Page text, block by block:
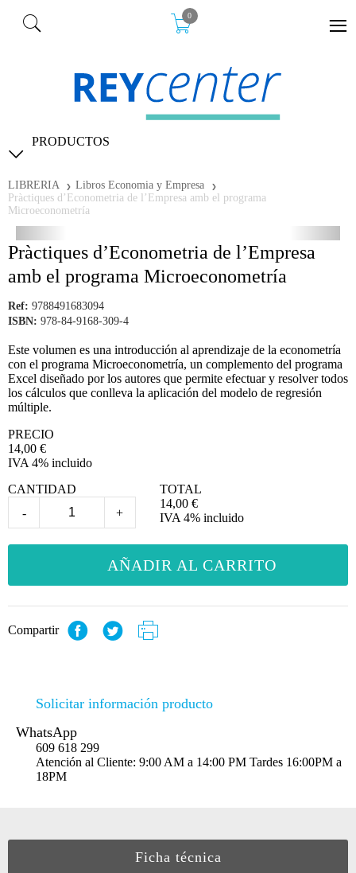
0
PRODUCTOS
LIBRERIA
Libros Economia y Empresa
Pràctiques d’Econometria de l’Empresa amb el programa
Microeconometría
Pràctiques d’Econometria de l’Empresa
amb el programa Microeconometría
Ref: 9788491683094
ISBN: 978-84-9168-309-4
Este volumen es una introducción al aprendizaje de la econometría
con el programa Microeconometría, un complemento del programa
Excel diseñado por los autores que permite efectuar y resolver todos
los cálculos que conlleva la aplicación del modelo de regresión
múltiple.
PRECIO
14,00 €
IVA 4% incluido
CANTIDAD
-
+
TOTAL
14,00 €
IVA 4% incluido
AÑADIR AL CARRITO
Compartir
Solicitar información producto
WhatsApp
609 618 299
Atención al Cliente: 9:00 AM a 14:00 PM Tardes 16:00PM a
18PM
Ficha técnica